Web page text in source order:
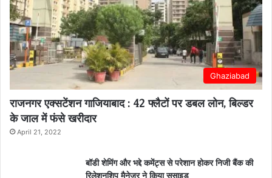
Ghaziabad
राजनगर एक्सटेंशन गाजियाबाद : 42 फ्लैटों पर डबल लोन, बिल्डर
के जाल में फंसे खरीदार
April 21, 2022
बॉडी शेमिंग और भद्दे कमेंट्स से परेशान होकर निजी बैंक की
रिलेशनशिप मैनेजर ने किया सुसाइड